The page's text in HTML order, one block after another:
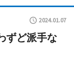
2024.01.07
ずど派手な